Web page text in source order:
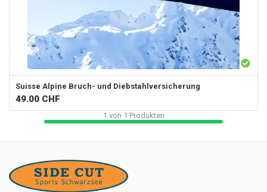
Suisse Alpine Bruch- und Diebstahlversicherung
49.00 CHF
1 von 1 Produkten